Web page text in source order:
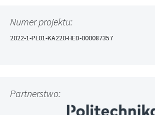
Numer projektu:
2022-1-PL01-KA220-HED-000087357
Partnerstwo: